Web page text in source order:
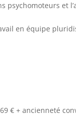
psychomoteurs et
en équipe
€ + ancienneté